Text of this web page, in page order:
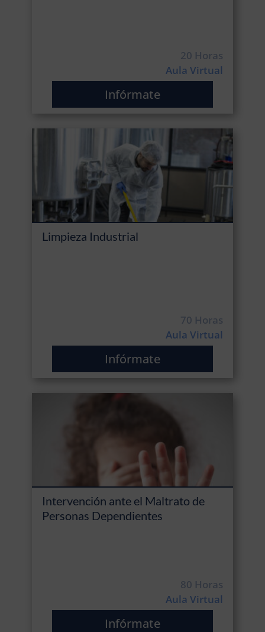
20 Horas
Aula Virtual
Infórmate
Limpieza Industrial
70 Horas
Aula Virtual
Infórmate
Intervención ante el Maltrato de
Personas Dependientes
80 Horas
Aula Virtual
Infórmate